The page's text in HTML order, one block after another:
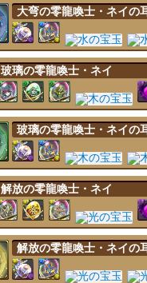
大弯の零龍喚士・ネイの
玻璃の零龍喚士・ネイ
玻璃の零龍喚士・ネイの
解放の零龍喚士・ネイ
解放の零龍喚士・ネイの